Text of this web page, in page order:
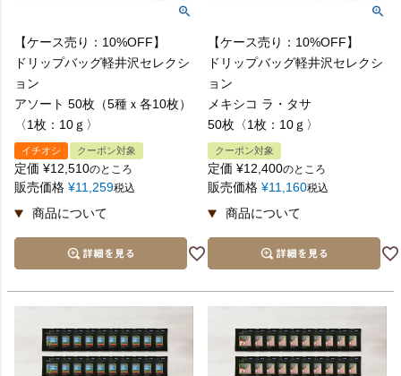
【ケース売り：10%OFF】
ドリップバッグ軽井沢セレクシ
ョン
アソート 50枚（5種ｘ各10枚）
〈1枚：10ｇ〉
イチオシ クーポン対象
定価 ¥12,510のところ
販売価格 ¥11,259税込
【ケース売り：10%OFF】
ドリップバッグ軽井沢セレクシ
ョン
メキシコ ラ・タサ
50枚〈1枚：10ｇ〉
クーポン対象
定価 ¥12,400のところ
販売価格 ¥11,160税込